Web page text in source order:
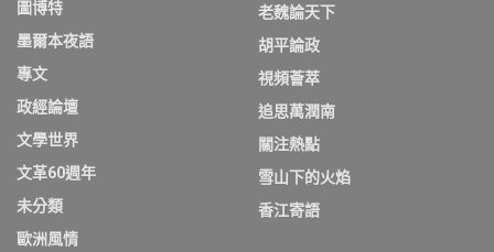
圖博特
墨爾本夜語
專文
政經論壇
文學世界
文革60週年
未分類
歐洲風情
老魏論天下
胡平論政
視頻薈萃
追思萬潤南
關注熱點
雪山下的火焰
香江寄語